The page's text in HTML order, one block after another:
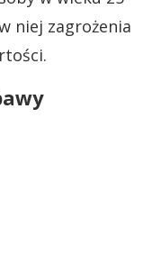
niej zagrożenia